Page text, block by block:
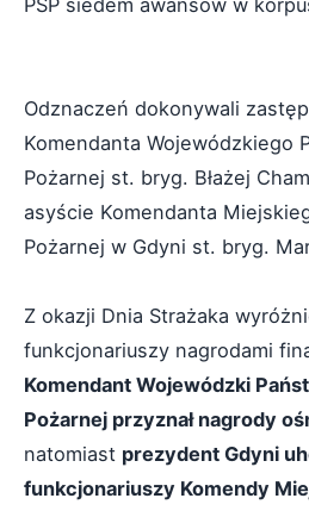
Odznaczeń dokonywali
Komendanta Wojewódzkiego
Pożarnej st. bryg. Błażej
asyście Komendanta
Pożarnej w Gdyni st. bryg.
Z okazji Dnia Strażaka
funkcjonariuszy nagrodami
Komendant Wojewódzki
Pożarnej przyznał nagrody
natomiast prezydent Gdyni
funkcjonariuszy Komendy